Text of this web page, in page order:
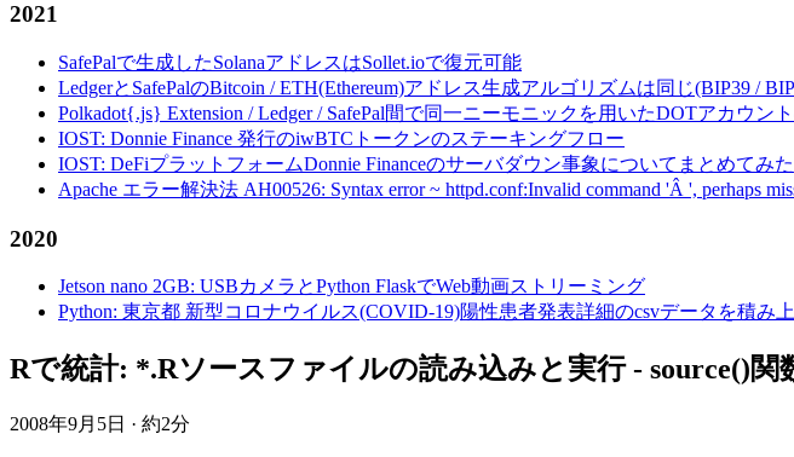
2021
SafePalで生成したSolanaアドレスはSollet.ioで復元可能
LedgerとSafePalのBitcoin / ETH(Ethereum)アドレス生成アルゴリズムは同じ(BIP39 /
Polkadot{.js} Extension / Ledger / SafePal間で同一ニーモニックを用いたDOTアカウン
IOST: Donnie Finance 発行のiwBTCトークンのステーキングフロー
IOST: DeFiプラットフォームDonnie Financeのサーバダウン事象についてまとめてみた
Apache エラー解決法 AH00526: Syntax error ~ httpd.conf:Invalid command 'Â ', perhaps
2020
Jetson nano 2GB: USBカメラとPython FlaskでWeb動画ストリーミング
Python: 東京都 新型コロナウイルス(COVID-19)陽性患者発表詳細のcsvデータを積み
Rで統計: *.Rソースファイルの読み込みと実行 - source()関
2008年9月5日 · 約2分